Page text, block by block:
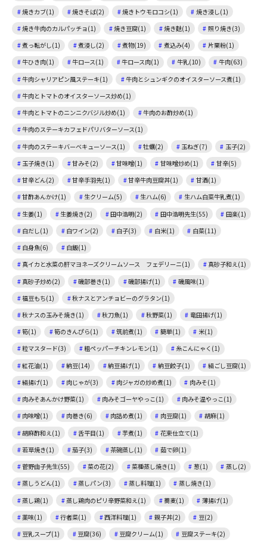
焼きカブ(1) 焼きそば(2) 焼きトウモロコシ(1)
焼き浸し(1)
焼き牛肉のカルパッチョ(1)
焼き豆腐(1) 焼き麩(1)
照り焼き(3)
煮っ転がし(1)
煮浸し(2) 煮物(19) 煮込み(4)
片栗粉(1)
牛ひき肉(1)
牛ロース(1) 牛ロース肉(1) 牛乳(10)
牛肉(63)
牛肉シャリアピン風ステーキ(1)
牛肉とシュンギクのオイスターソース煮(1)
牛肉とトマトのオイスターソース炒め(1)
牛肉とトマトのニンニクバジル炒め(1)
牛肉のお酢炒め(1)
牛肉のステーキカフェドパリバターソース(1)
牛肉のステーキバーベキューソース(1)
牡蠣(2) 玉ねぎ(7)
玉子(2)
玉子焼き(1)
甘みそ(2) 甘味噌(1) 甘味噌炒め(1)
甘辛(5)
甘辛どん(2)
甘辛手羽先(1) 甘辛牛肉豆腐丼(1)
甘酒(1)
甘酢あんかけ(1)
生クリーム(5) 生ハム(6)
生ハム白菜牛乳煮(1)
生姜(1)
生姜焼き(2) 田中浩明(2) 田中浩明先生(55)
田楽(1)
白だし(1)
白ワイン(2) 白子(3) 白米(1)
白菜(11)
白身魚(6)
白飯(1)
真イカと水菜の肝マヨネーズクリームソース フェデリーニ(1)
真砂子和え(1)
真砂子炒め(2)
磯部巻き(1) 磯部揚げ(1)
磯風味(1)
福豆もち(1)
秋ナスとアンチョビーのグラタン(1)
秋ナスの玉みそ焼き(1)
秋刀魚(1) 秋野菜(1)
竜田揚げ(1)
筍(1)
筍のきんぴら(1) 筑前煮(1) 簡単(1)
米(1)
粒マスタード(3)
粗ペッパーチキンレモン(1)
糸こんにゃく(1)
紅花油(1)
納豆(14) 納豆揚げ(1) 納豆餃子(1)
絹ごし豆腐(1)
絹揚げ(1)
肉じゃが(3) 肉ジャガの炒め煮(1)
肉みそ(1)
肉みそあんかけ野菜(1)
肉みそゴーヤやっこ(1)
肉みそ温やっこ(1)
肉味噌(1)
肉巻き(6) 肉詰め煮(1) 肉豆腐(1)
胡麻(1)
胡麻酢和え(1)
舌平目(1) 芋煮(1)
花束仕立て(1)
若草焼き(1)
茄子(3) 茶碗蒸し(1)
茹で卵(1)
菅野由子先生(55)
菜の花(2) 菜種蒸し焼き(1) 葱(1)
蒸し(2)
蒸しうどん(1)
蒸しパン(3) 蒸し料理(1)
蒸し焼き(1)
蒸し鶏(1)
蒸し鶏肉のピリ辛野菜和え(1) 蕎麦(1)
薄揚げ(1)
薬味(1)
行者菜(1) 西洋料理(1) 親子丼(2)
豆(2)
豆乳スープ(1)
豆腐(36) 豆腐クリーム(1)
豆腐ステーキ(2)